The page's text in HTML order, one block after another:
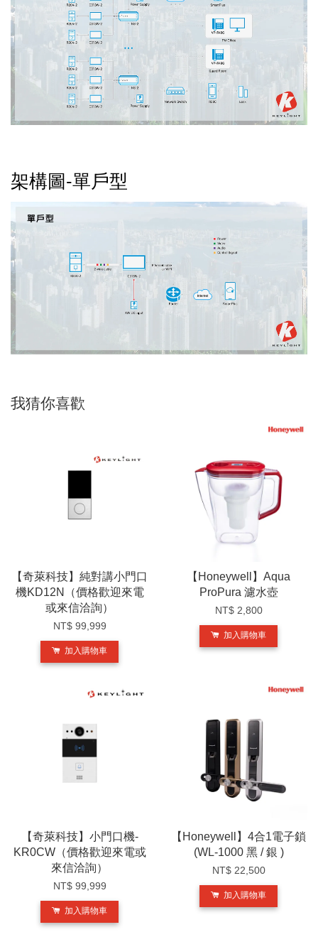
架構圖-單戶型
我猜你喜歡
【奇萊科技】純對講小門口
機KD12N（價格歡迎來電
或來信洽詢）
NT$ 99,999
加入購物車
【Honeywell】Aqua
ProPura 濾水壺
NT$ 2,800
加入購物車
【奇萊科技】小門口機-
KR0CW（價格歡迎來電或
來信洽詢）
NT$ 99,999
加入購物車
【Honeywell】4合1電子鎖
(WL-1000 黑 / 銀 )
NT$ 22,500
加入購物車